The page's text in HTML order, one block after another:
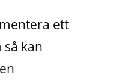
ett
kan